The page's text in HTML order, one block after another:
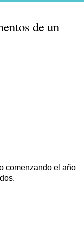
de un
comenzando el año